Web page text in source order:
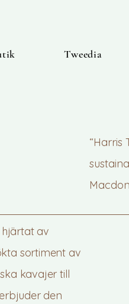
Tweedia
“Harris
hjärtat av
sortiment av
kavajer till
den